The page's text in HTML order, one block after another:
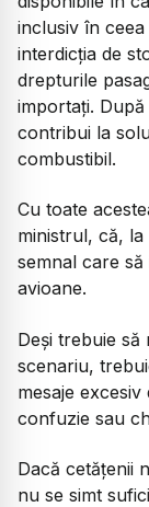
inclusiv în
interdicția de
drepturile
importați.
contribui la
combustibil.
Cu toate
ministrul, că,
semnal care
avioane.
Deși trebuie să
scenariu,
mesaje
confuzie sau
Dacă cetățenii
nu se simt